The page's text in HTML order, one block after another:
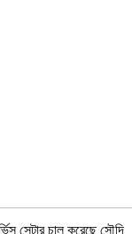
সেন্টার চালু করেছে সৌদি